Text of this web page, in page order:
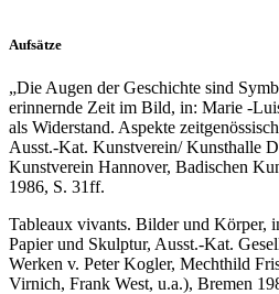
Aufsätze
„Die Augen der Geschichte sind
erinnernde Zeit im Bild, in: Marie -
als Widerstand. Aspekte
Ausst.-Kat. Kunstverein/ Kunsthalle
Kunstverein Hannover, Badischen
1986, S. 31ff.
Tableaux vivants. Bilder und Körper,
Papier und Skulptur, Ausst.-Kat.
Werken v. Peter Kogler, Mechthild
Virnich, Frank West, u.a.), Bremen